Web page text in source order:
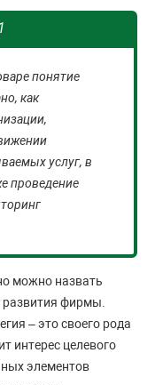
понятие
как
услуг, в
проведение
можно назвать
фирмы.
– это своего рода
интерес целевого
элементов